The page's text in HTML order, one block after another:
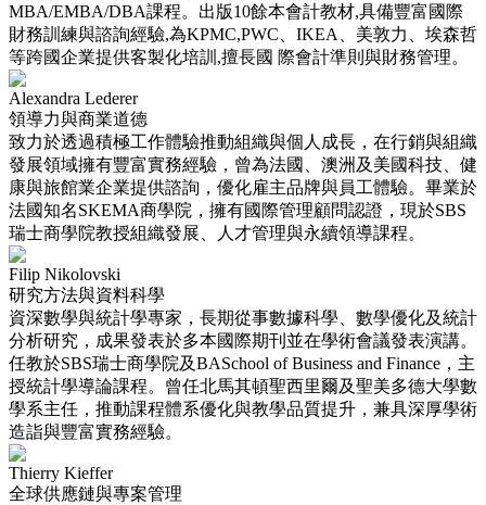
MBA/EMBA/DBA課程。出版10餘本會計教材,具備豐富國際
財務訓練與諮詢經驗,為KPMC,PWC、IKEA、美敦力、埃森哲
等跨國企業提供客製化培訓,擅長國 際會計準則與財務管理。
Alexandra Lederer
領導力與商業道德
致力於透過積極工作體驗推動組織與個人成長，在行銷與組織
發展領域擁有豐富實務經驗，曾為法國、澳洲及美國科技、健
康與旅館業企業提供諮詢，優化雇主品牌與員工體驗。畢業於
法國知名SKEMA商學院，擁有國際管理顧問認證，現於SBS
瑞士商學院教授組織發展、人才管理與永續領導課程。
Filip Nikolovski
研究方法與資料科學
資深數學與統計學專家，長期從事數據科學、數學優化及統計
分析研究，成果發表於多本國際期刊並在學術會議發表演講。
任教於SBS瑞士商學院及BASchool of Business and Finance，主
授統計學導論課程。曾任北馬其頓聖西里爾及聖美多德大學數
學系主任，推動課程體系優化與教學品質提升，兼具深厚學術
造詣與豐富實務經驗。
Thierry Kieffer
全球供應鏈與專案管理